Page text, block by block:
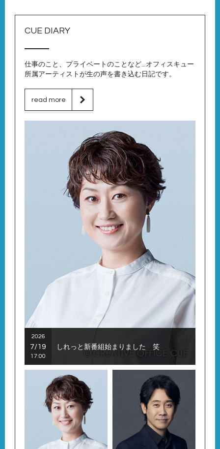
CUE DIARY
仕事のこと、プライベートのことなど…オフィスキュー
所属アーティストが生の声を書き込む日記です。
read more
2026
7/19
17:00
しれっと新番組始まりました 笑